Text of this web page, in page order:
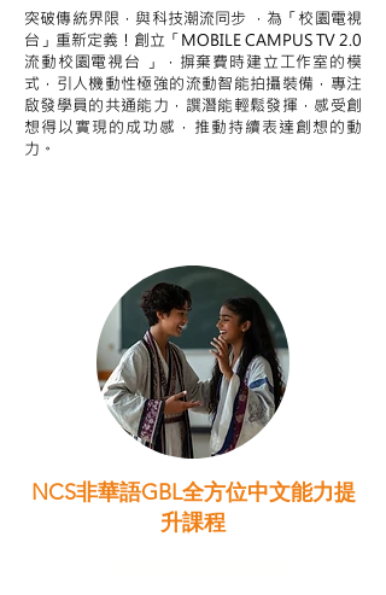
突破傳統界限，與科技潮流同步 ，為「校園電視
台」重新定義！創立「MOBILE CAMPUS TV 2.0
流動校園電視台 」，摒棄費時建立工作室的模
式，引人機動性極強的流動智能拍攝裝備，專注
啟發學員的共通能力，譔潛能輕鬆發揮，感受創
想得以實現的成功感，推動持續表達創想的動
力。
NCS非華語GBL全方位中文能力提
升課程